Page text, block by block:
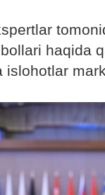
haqida